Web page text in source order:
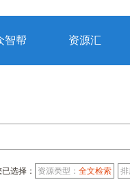
智帮 资源汇
已选择： 资源类型：全文检索